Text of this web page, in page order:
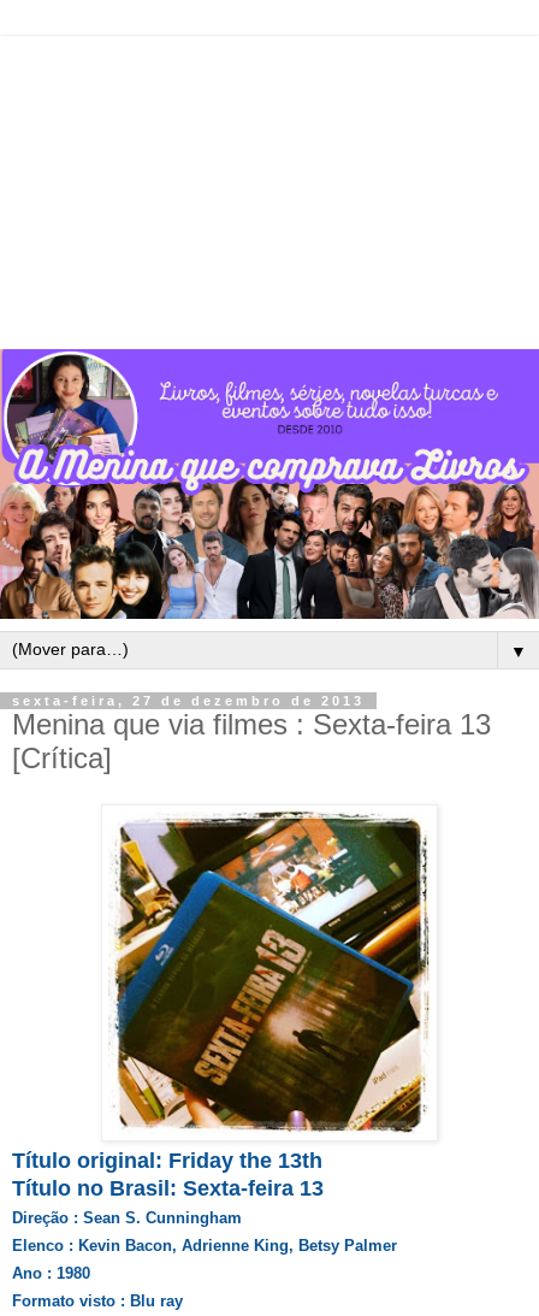
▼
sexta-feira, 27 de dezembro de 2013
Menina que via filmes : Sexta-feira 13
[Crítica]
Título original: Friday the 13th
Título no Brasil: Sexta-feira 13
Direção : Sean S. Cunningham
Elenco : Kevin Bacon, Adrienne King, Betsy Palmer
Ano : 1980
Formato visto : Blu ray